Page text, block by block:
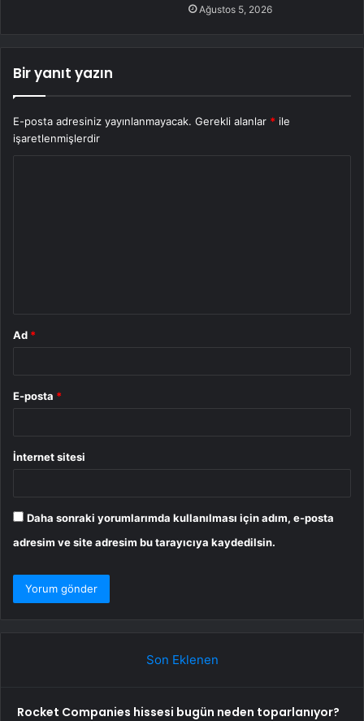
Ağustos 5, 2026
Bir yanıt yazın
E-posta adresiniz yayınlanmayacak. Gerekli alanlar * ile
işaretlenmişlerdir
Ad *
E-posta *
İnternet sitesi
Daha sonraki yorumlarımda kullanılması için adım, e-posta
adresim ve site adresim bu tarayıcıya kaydedilsin.
Son Eklenen
Rocket Companies hissesi bugün neden toparlanıyor?